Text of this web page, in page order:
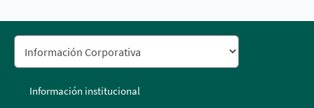
Información institucional